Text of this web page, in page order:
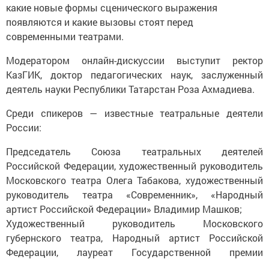
какие новые формы сценического выражения
появляются и какие вызовы стоят перед
современными театрами.
Модератором онлайн-дискуссии выступит ректор
КазГИК, доктор педагогических наук, заслуженный
деятель науки Республики Татарстан Роза Ахмадиева.
Среди спикеров — известные театральные деятели
России:
Председатель Союза театральных деятелей
Российской Федерации, художественный руководитель
Московского театра Олега Табакова, художественный
руководитель театра «Современник», «Народный
артист Российской Федерации» Владимир Машков;
Художественный руководитель Московского
губернского театра, Народный артист Российской
Федерации, лауреат Государственной премии